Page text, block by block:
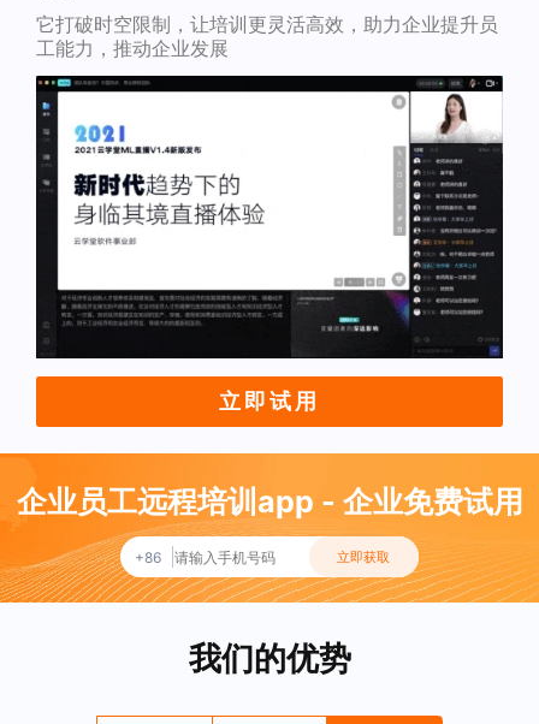
它打破时空限制，让培训更灵活高效，助力企业提升员
工能力，推动企业发展
立即试用
企业员工远程培训app - 企业免费试用
+86 立即获取
我们的优势